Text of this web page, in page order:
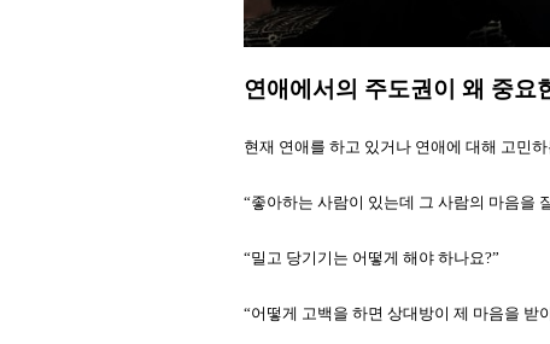
연애에서의 주도권이 왜 중요
현재 연애를 하고 있거나 연애에 대해 고민
“좋아하는 사람이 있는데 그 사람의 마음을
“밀고 당기기는 어떻게 해야 하나요?”
“어떻게 고백을 하면 상대방이 제 마음을 받